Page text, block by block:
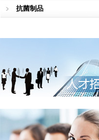
抗菌制品